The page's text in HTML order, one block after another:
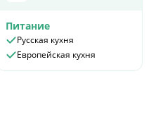
Питание
Русская кухня
Европейская кухня